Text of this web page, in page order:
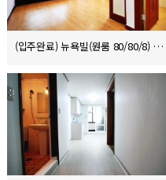
(입주완료) 뉴욕빌(원룸 80/80/8)